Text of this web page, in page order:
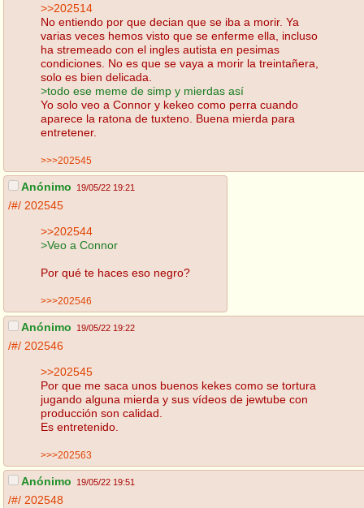
>>202514
No entiendo por que decian que se iba a morir. Ya
varias veces hemos visto que se enferme ella, incluso
ha stremeado con el ingles autista en pesimas
condiciones. No es que se vaya a morir la treintañera,
solo es bien delicada.
>todo ese meme de simp y mierdas así
Yo solo veo a Connor y kekeo como perra cuando
aparece la ratona de tuxteno. Buena mierda para
entretener.
>>>202545
Anónimo 19/05/22 19:21
/#/ 202545
>>202544
>Veo a Connor
Por qué te haces eso negro?
>>>202546
Anónimo 19/05/22 19:22
/#/ 202546
>>202545
Por que me saca unos buenos kekes como se tortura
jugando alguna mierda y sus vídeos de jewtube con
producción son calidad.
Es entretenido.
>>>202563
Anónimo 19/05/22 19:51
/#/ 202548